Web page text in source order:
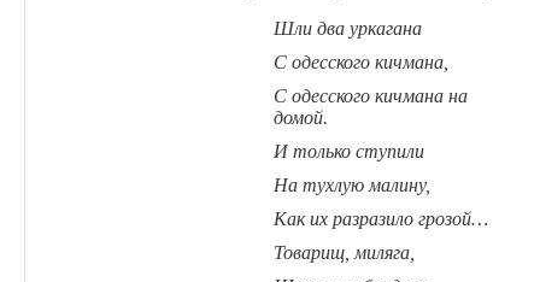
Шли два уркагана
С одесского кичмана,
С одесского кичмана на
домой.
И только ступили
На тухлую малину,
Как их разразило грозой…
Товарищ, миляга,